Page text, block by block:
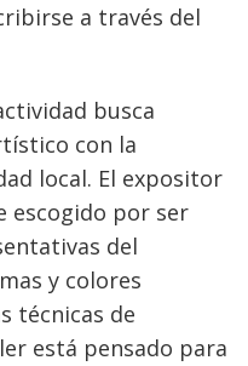
a través del
busca
con la
local. El expositor
escogido por ser
del
y colores
técnicas de
está pensado para